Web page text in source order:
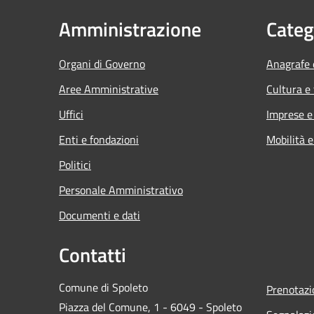
Amministrazione
Organi di Governo
Aree Amministrative
Uffici
Enti e fondazioni
Politici
Personale Amministrativo
Documenti e dati
Cultura
Imprese
Mobilità
Contatti
Comune di Spoleto
Piazza del Comune, 1 - 6049 - Spoleto